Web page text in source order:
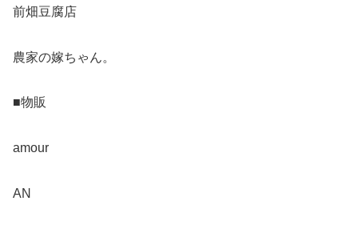
前畑豆腐店
農家の嫁ちゃん。
■物販
amour
AN